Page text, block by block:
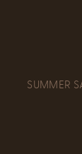
SUMMER